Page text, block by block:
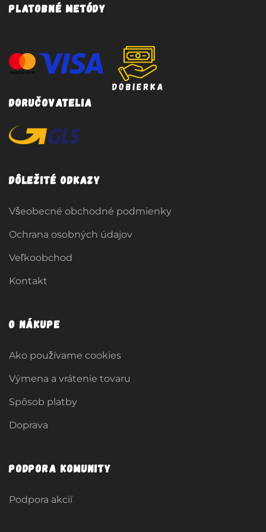
Platobné metódy
Doručovatelia
Dôležité odkazy
Všeobecné obchodné podmienky
Ochrana osobných údajov
Veľkoobchod
Kontakt
O nákupe
Ako používame cookies
Výmena a vrátenie tovaru
Spôsob platby
Doprava
Podpora komunity
Podpora akcií